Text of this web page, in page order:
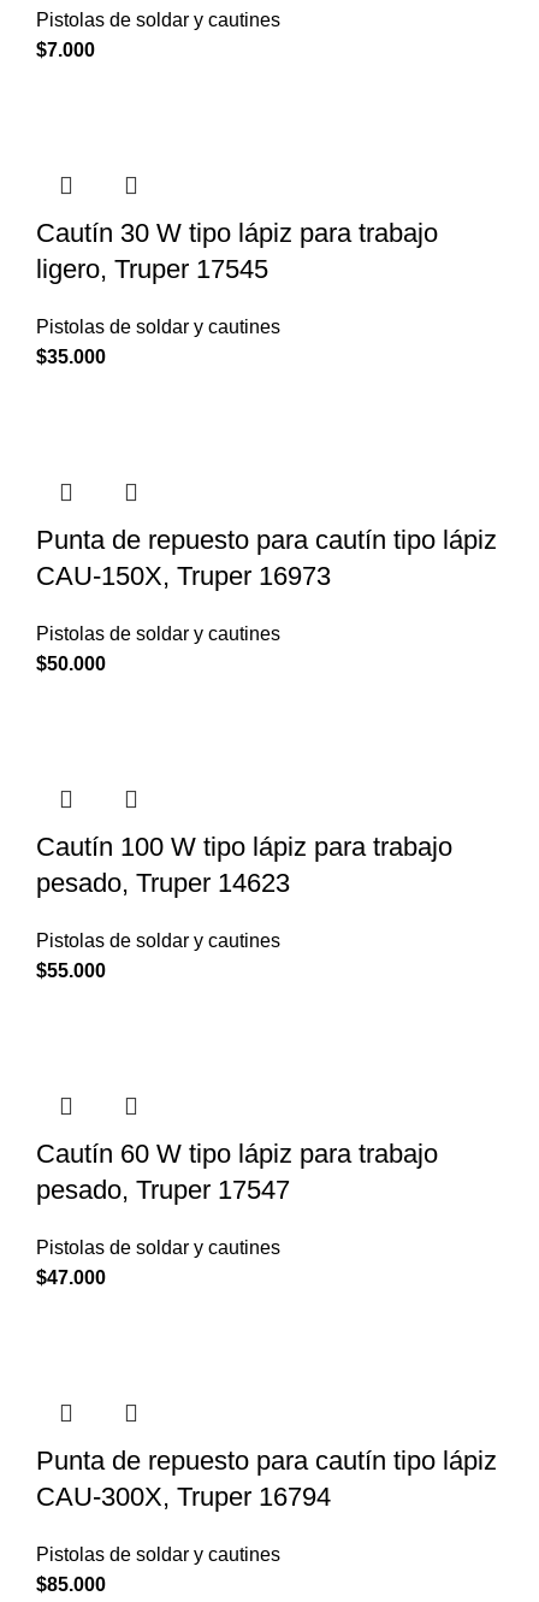
Pistolas de soldar y cautines
$7.000
Cautín 30 W tipo lápiz para trabajo
ligero, Truper 17545
Pistolas de soldar y cautines
$35.000
Punta de repuesto para cautín tipo lápiz
CAU-150X, Truper 16973
Pistolas de soldar y cautines
$50.000
Cautín 100 W tipo lápiz para trabajo
pesado, Truper 14623
Pistolas de soldar y cautines
$55.000
Cautín 60 W tipo lápiz para trabajo
pesado, Truper 17547
Pistolas de soldar y cautines
$47.000
Punta de repuesto para cautín tipo lápiz
CAU-300X, Truper 16794
Pistolas de soldar y cautines
$85.000